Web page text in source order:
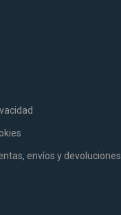
envíos y devoluciones